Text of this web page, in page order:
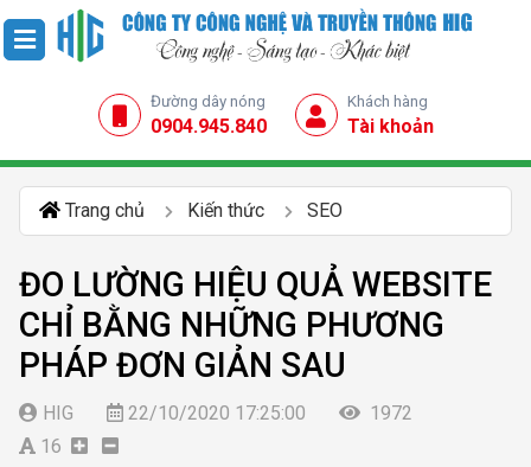
Đường dây nóng
0904.945.840
Khách hàng
Tài khoản
Trang chủ Kiến thức SEO
ĐO LƯỜNG HIỆU QUẢ WEBSITE
CHỈ BẰNG NHỮNG PHƯƠNG
PHÁP ĐƠN GIẢN SAU
HIG 22/10/2020 17:25:00
1972
16